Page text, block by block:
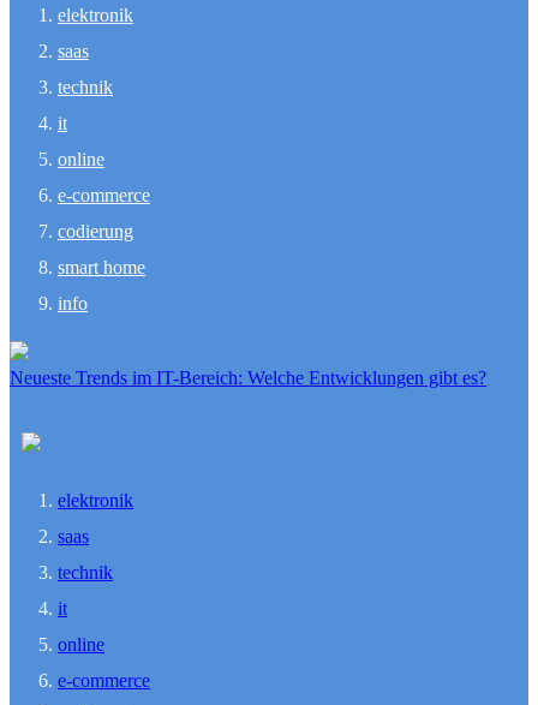
elektronik
saas
technik
it
online
e-commerce
codierung
smart home
info
Neueste Trends im IT-Bereich: Welche Entwicklungen gibt es?
elektronik
saas
technik
it
online
e-commerce